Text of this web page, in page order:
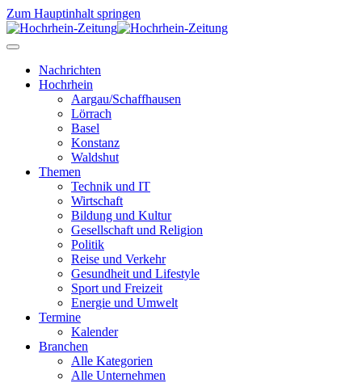
Zum Hauptinhalt springen
Nachrichten
Hochrhein
Aargau/Schaffhausen
Lörrach
Basel
Konstanz
Waldshut
Themen
Technik und IT
Wirtschaft
Bildung und Kultur
Gesellschaft und Religion
Politik
Reise und Verkehr
Gesundheit und Lifestyle
Sport und Freizeit
Energie und Umwelt
Termine
Kalender
Branchen
Alle Kategorien
Alle Unternehmen